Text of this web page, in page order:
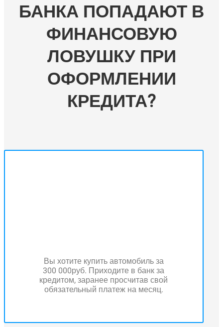
БАНКА ПОПАДАЮТ В
ФИНАНСОВУЮ
ЛОВУШКУ ПРИ
ОФОРМЛЕНИИ
КРЕДИТА?
Вы хотите купить автомобиль за
300 000руб. Приходите в банк за
кредитом, заранее просчитав свой
обязательный платеж на месяц.